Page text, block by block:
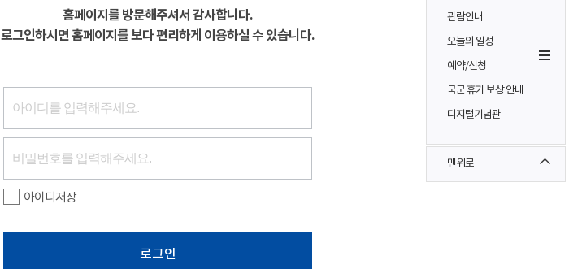
관람안내
오늘의 일정
예약/신청
국군 휴가 보상 안내
디지털기념관
맨위로
홈페이지를 방문해주셔서 감사합니다.
로그인하시면 홈페이지를 보다 편리하게 이용하실 수 있습니다.
아이디저장
로그인